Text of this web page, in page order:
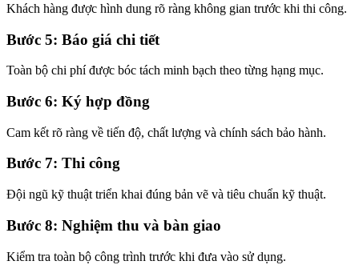
Khách hàng được hình dung rõ ràng không gian trước khi thi công.
Bước 5: Báo giá chi tiết
Toàn bộ chi phí được bóc tách minh bạch theo từng hạng mục.
Bước 6: Ký hợp đồng
Cam kết rõ ràng về tiến độ, chất lượng và chính sách bảo hành.
Bước 7: Thi công
Đội ngũ kỹ thuật triển khai đúng bản vẽ và tiêu chuẩn kỹ thuật.
Bước 8: Nghiệm thu và bàn giao
Kiểm tra toàn bộ công trình trước khi đưa vào sử dụng.